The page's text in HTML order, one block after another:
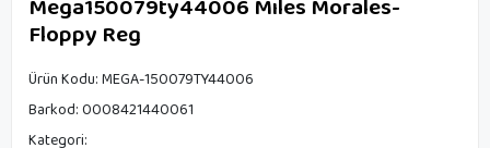
Mega150079ty44006 Mıles Morales-
Floppy Reg
Ürün Kodu:MEGA-150079TY44006
Barkod:0008421440061
Kategori: